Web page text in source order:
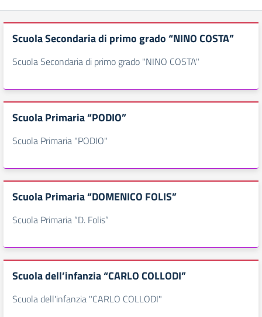
Scuola Secondaria di primo grado “NINO COSTA”
Scuola Secondaria di primo grado "NINO COSTA"
Scuola Primaria “PODIO”
Scuola Primaria "PODIO"
Scuola Primaria “DOMENICO FOLIS”
Scuola Primaria “D. Folis”
Scuola dell’infanzia “CARLO COLLODI”
Scuola dell'infanzia "CARLO COLLODI"